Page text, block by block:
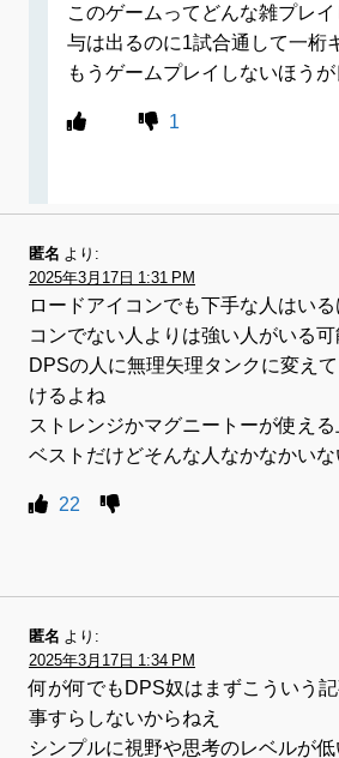
このゲームってどんな雑プレ
与は出るのに1試合通して一桁
もうゲームプレイしないほうが
1
匿名 より:
2025年3月17日 1:31 PM
ロードアイコンでも下手な人はい
コンでない人よりは強い人がいる
DPSの人に無理矢理タンクに変え
けるよね
ストレンジかマグニートーが使え
ベストだけどそんな人なかなかいな
22
匿名 より:
2025年3月17日 1:34 PM
何が何でもDPS奴はまずこういう
事すらしないからねえ
シンプルに視野や思考のレベルが